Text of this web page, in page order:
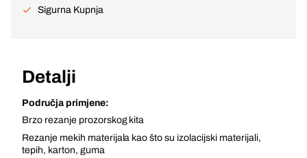
Sigurna Kupnja
Detalji
Područja primjene:
Brzo rezanje prozorskog kita
Rezanje mekih materijala kao što su izolacijski materijali,
tepih, karton, guma